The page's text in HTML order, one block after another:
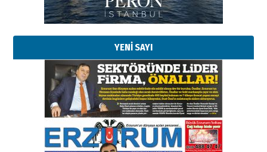
YENİ SAYI
Erzurumspor’un köşe taşları
29 Haziran 2026 Pazartesi
Kenan GÜLERCİ
Murat Şahsuvaroğlu ERKON’da
çıtayı yukarı taşırken,
yönetimdekiler aşağı
çekmemeli!
17 Şubat 2026 SalıOrhan BOZKURT
Bir fotoğraf, bir şehir, bir
gazeteci… Dizginler kimin
elinde?